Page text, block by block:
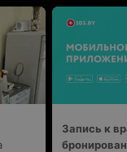
Запись к